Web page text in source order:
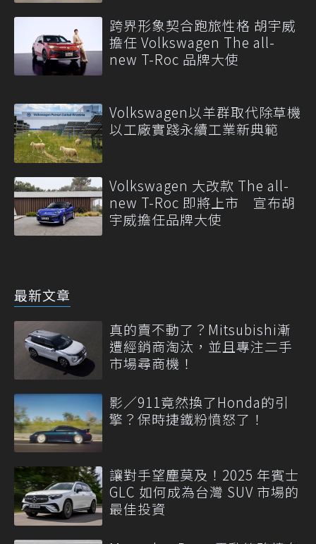
跨界形象契合跑旅性格 胡宇威
擔任 Volkswagen The all-
new T-Roc 品牌大使
Volkswagen以羊群取代除草機
以工廠實踐永續工業新典範
Volkswagen 大改款 The all-
new T-Roc 即將上市 宣布胡
宇威擔任品牌大使
最新文章
真的賣不動了？Mitsubishi漸
遭經銷商淘汰，並且專注二手
市場尋商機！
影／911竟然換了Honda的引
擎？保時捷鐵粉憤怒了！
讓對手望塵莫及！2025 年賓士
GLC 如何成為台灣 SUV 市場的
最佳投資